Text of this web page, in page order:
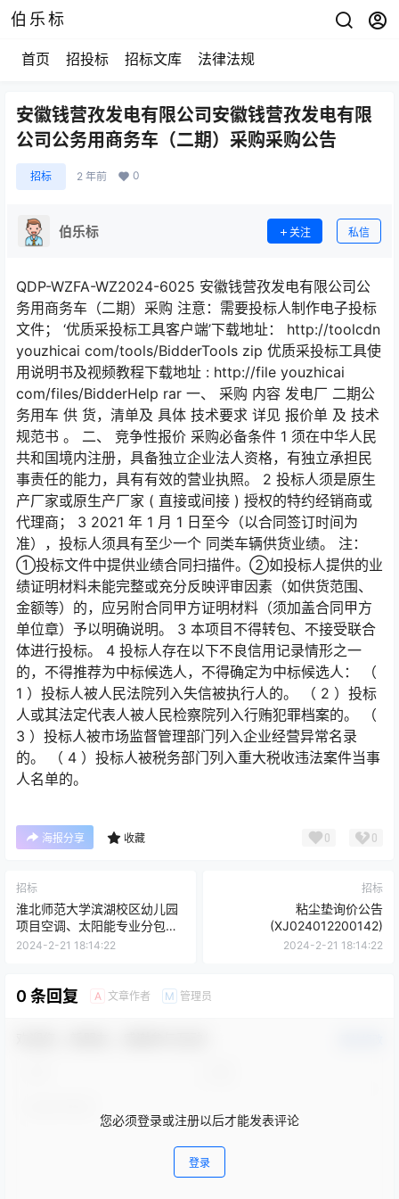
伯乐标
首页 招投标 招标文库 法律法规
安徽钱营孜发电有限公司安徽钱营孜发电有限
公司公务用商务车（二期）采购采购公告
招标 2 年前 0
伯乐标 关注 私信
QDP-WZFA-WZ2024-6025 安徽钱营孜发电有限公司公
务用商务车（二期）采购 注意：需要投标人制作电子投标
文件； ‘优质采投标工具客户端’下载地址： http://toolcdn
youzhicai com/tools/BidderTools zip 优质采投标工具使
用说明书及视频教程下载地址 : http://file youzhicai
com/files/BidderHelp rar 一、 采购 内容 发电厂 二期公
务用车 供 货，清单及 具体 技术要求 详见 报价单 及 技术
规范书 。 二、 竞争性报价 采购必备条件 1 须在中华人民
共和国境内注册，具备独立企业法人资格，有独立承担民
事责任的能力，具有有效的营业执照。 2 投标人须是原生
产厂家或原生产厂家 ( 直接或间接 ) 授权的特约经销商或
代理商； 3 2021 年 1 月 1 日至今（以合同签订时间为
准），投标人须具有至少一个 同类车辆供货业绩。 注：
①投标文件中提供业绩合同扫描件。②如投标人提供的业
绩证明材料未能完整或充分反映评审因素（如供货范围、
金额等）的，应另附合同甲方证明材料（须加盖合同甲方
单位章）予以明确说明。 3 本项目不得转包、不接受联合
体进行投标。 4 投标人存在以下不良信用记录情形之一
的，不得推荐为中标候选人，不得确定为中标候选人： （
1 ）投标人被人民法院列入失信被执行人的。 （ 2 ）投标
人或其法定代表人被人民检察院列入行贿犯罪档案的。 （
3 ）投标人被市场监督管理部门列入企业经营异常名录
的。 （ 4 ）投标人被税务部门列入重大税收违法案件当事
人名单的。
海报分享 收藏 0 0
招标
淮北师范大学滨湖校区幼儿园
项目空调、太阳能专业分包工
程招标公告(一次)
2024-2-21 18:14:22
招标
粘尘垫询价公告
(XJ024012200142)
2024-2-21 18:14:22
0 条回复 A 文章作者 M 管理员
您必须登录或注册以后才能发表评论
登录